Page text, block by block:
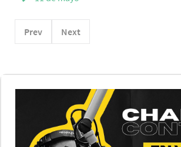
Prev Next